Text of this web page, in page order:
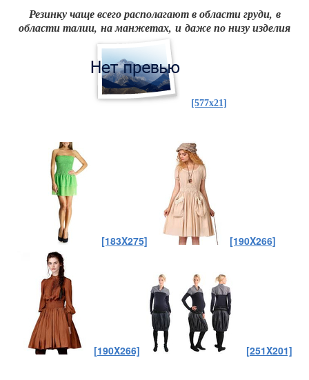
Резинку чаще всего располагают в области груди, в
области талии, на манжетах, и даже по низу изделия
[577x21]
[183X275] [190X266]
[190X266] [251X201]